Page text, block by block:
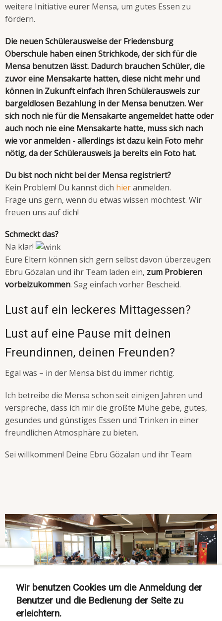
weitere Initiative eurer Mensa, um gutes Essen zu
fördern.
Die neuen Schülerausweise der Friedensburg
Oberschule haben einen Strichkode, der sich für die
Mensa benutzen lässt. Dadurch brauchen Schüler, die
zuvor eine Mensakarte hatten, diese nicht mehr und
können in Zukunft einfach ihren Schülerausweis zur
bargeldlosen Bezahlung in der Mensa benutzen.Wer
sich noch nie für die Mensakarte angemeldet hatte oder
auch noch nie eine Mensakarte hatte, muss sich nach
wie vor anmelden - allerdings ist dazu kein Foto mehr
nötig, da der Schülerausweis ja bereits ein Foto hat.
Du bist noch nicht bei der Mensa registriert?
Kein Problem! Du kannst dich hieranmelden.
Frage uns gern, wenn du etwas wissen möchtest. Wir
freuen uns auf dich!
Schmeckt das?
Na klar!
Eure Eltern können sich gern selbst davon überzeugen:
Ebru Gözalan und ihr Team laden ein, zum Probieren
vorbeizukommen. Sag einfach vorher Bescheid.
Lust auf ein leckeres Mittagessen?
Lust auf eine Pause mit deinen
Freundinnen, deinen Freunden?
Egal was – in der Mensa bist du immer richtig.
Ich betreibe die Mensa schon seit einigen Jahren und
verspreche, dass ich mir die größte Mühe gebe, gutes,
gesundes und günstiges Essen und Trinken in einer
freundlichen Atmosphäre zu bieten.
Sei willkommen! Deine Ebru Gözalan und ihr Team
Wir benutzen Cookies um die Anmeldung der
Benutzer und die Bedienung der Seite zu
erleichtern.